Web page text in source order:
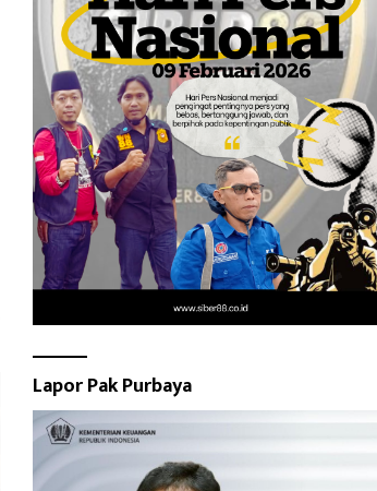
Lapor Pak Purbaya